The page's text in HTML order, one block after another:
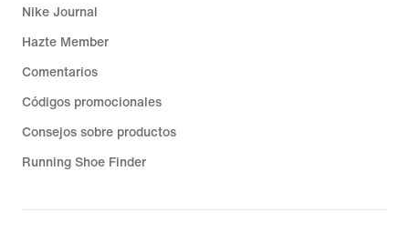
Nike Journal
Hazte Member
Comentarios
Códigos promocionales
Consejos sobre productos
Running Shoe Finder